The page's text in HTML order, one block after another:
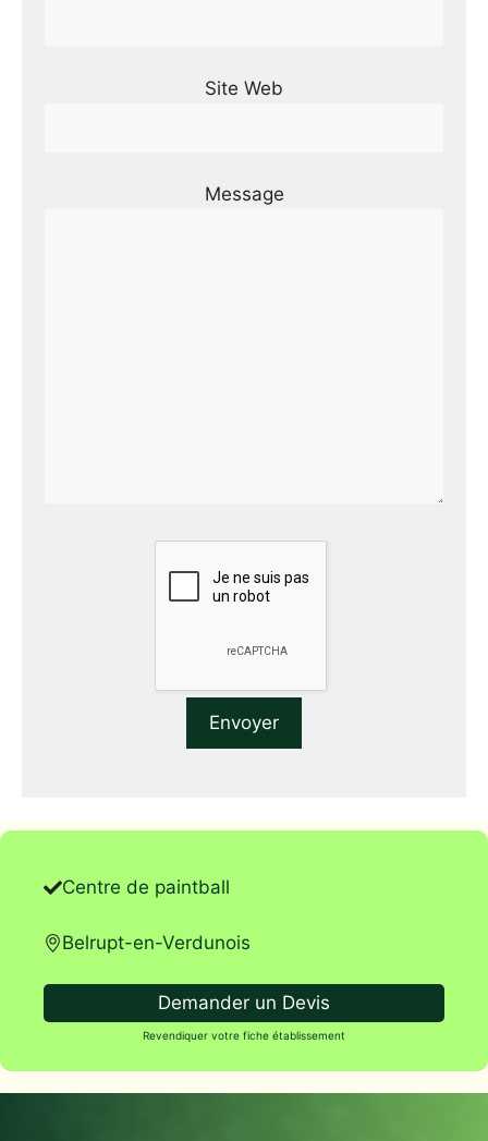
Site Web
Message
Centre de paintball
Belrupt-en-Verdunois
Demander un Devis
Revendiquer votre fiche établissement